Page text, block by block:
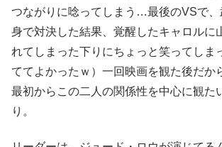
つながりに唸ってしまう…最後のVSで、
身で対決した結果、覚醒したキャロルに
れてしまった下りにちょっと笑ってしま
ててよかったｗ）一回映画を観た後だか
最初からこの二人の関係性を中心に観た
り。